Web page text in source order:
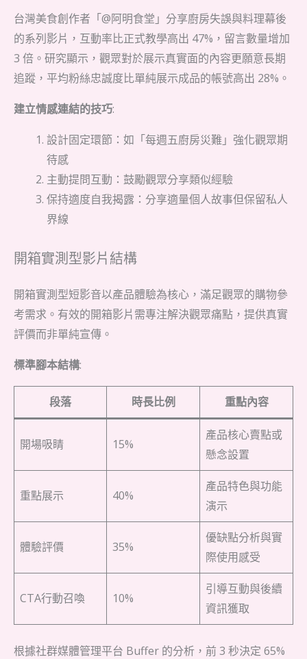
台灣美食創作者「@阿明食堂」分享廚房失誤與料理幕後
的系列影片，互動率比正式教學高出 47%，留言數量增加
3 倍。研究顯示，觀眾對於展示真實面的內容更願意長期
追蹤，平均粉絲忠誠度比單純展示成品的帳號高出 28%。
建立情感連結的技巧:
設計固定環節：如「每週五廚房災難」強化觀眾期
待感
主動提問互動：鼓勵觀眾分享類似經驗
保持適度自我揭露：分享適量個人故事但保留私人
界線
開箱實測型影片結構
開箱實測型短影音以產品體驗為核心，滿足觀眾的購物參
考需求。有效的開箱影片需專注解決觀眾痛點，提供真實
評價而非單純宣傳。
標準腳本結構:
段落 時長比例 重點內容
開場吸睛 15%
產品核心賣點或
懸念設置
重點展示 40%
產品特色與功能
演示
體驗評價 35%
優缺點分析與實
際使用感受
CTA行動召喚 10%
引導互動與後續
資訊獲取
根據社群媒體管理平台 Buffer 的分析，前 3 秒決定 65%